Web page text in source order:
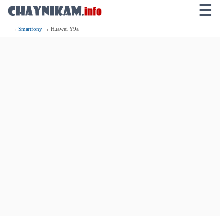
☰
→Smartfony → Huawei Y9a